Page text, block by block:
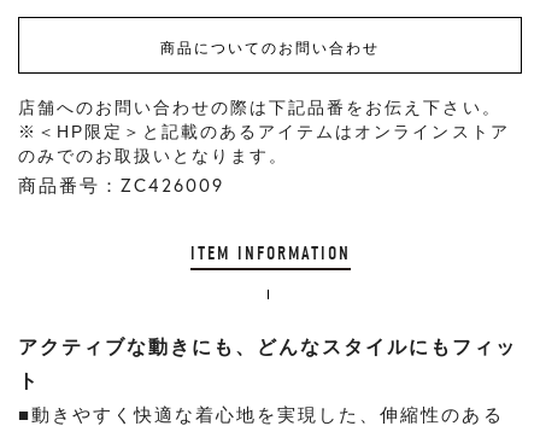
商品についてのお問い合わせ
店舗へのお問い合わせの際は下記品番をお伝え下さい。
※＜HP限定＞と記載のあるアイテムはオンラインストア
のみでのお取扱いとなります。
商品番号：ZC426009
ITEM INFORMATION
アクティブな動きにも、どんなスタイルにもフィッ
ト
■動きやすく快適な着心地を実現した、伸縮性のある